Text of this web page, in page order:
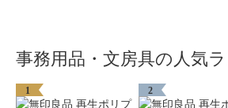
事務用品・文房具の人気
1 2